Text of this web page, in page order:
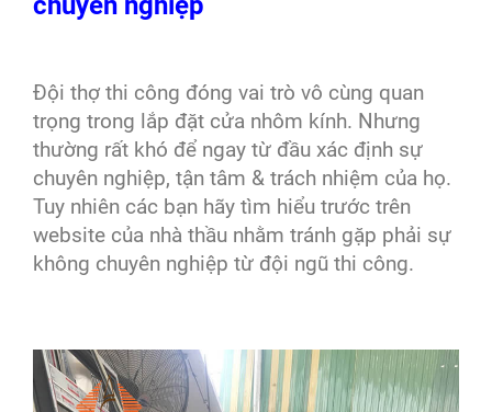
Đội thợ thi công đóng vai trò vô cùng quan
trọng trong lắp đặt cửa nhôm kính. Nhưng
thường rất khó để ngay từ đầu xác định sự
chuyên nghiệp, tận tâm & trách nhiệm của họ.
Tuy nhiên các bạn hãy tìm hiểu trước trên
website của nhà thầu nhằm tránh gặp phải sự
không chuyên nghiệp từ đội ngũ thi công.